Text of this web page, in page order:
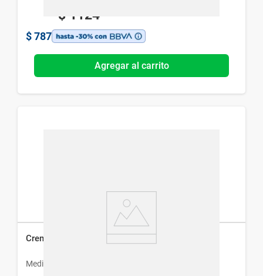
$ 1124
$ 787
Agregar al carrito
Crema Masivol x 50 g
Medihealth